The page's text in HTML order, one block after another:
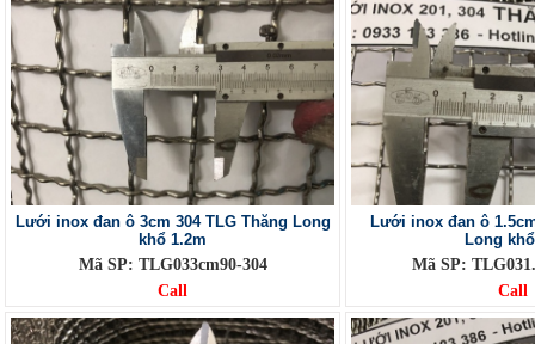
Lưới inox đan ô 3cm 304 TLG Thăng Long
khổ 1.2m
Mã SP: TLG033cm90-304
Call
Lưới inox đan ô
Long
Mã SP:
Call